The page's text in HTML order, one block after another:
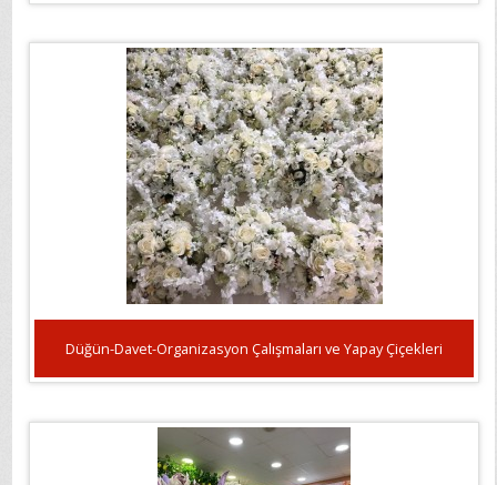
Düğün-Davet-Organizasyon Çalışmaları ve Yapay Çiçekleri